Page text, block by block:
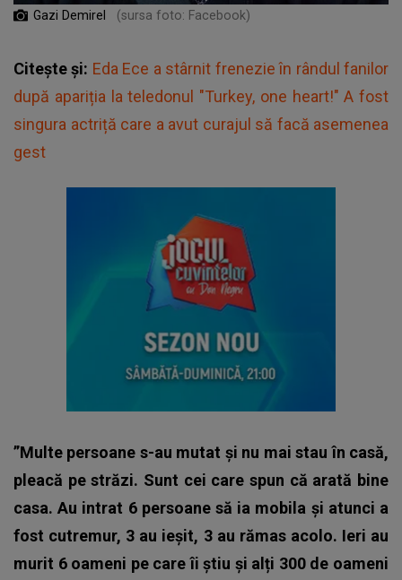
Gazi Demirel (sursa foto: Facebook)
Citește și: Eda Ece a stârnit frenezie în rândul fanilor
după apariția la teledonul "Turkey, one heart!" A fost
singura actriță care a avut curajul să facă asemenea
gest
”Multe persoane s-au mutat și nu mai stau în casă,
pleacă pe străzi. Sunt cei care spun că arată bine
casa. Au intrat 6 persoane să ia mobila și atunci a
fost cutremur, 3 au ieșit, 3 au rămas acolo. Ieri au
murit 6 oameni pe care îi știu și alți 300 de oameni